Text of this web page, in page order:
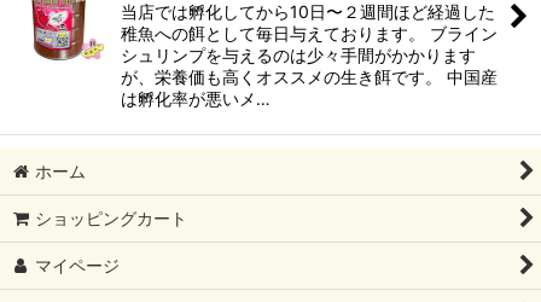
当店では孵化してから10日〜２週間ほど経過した
稚魚への餌として毎日与えております。 ブライン
シュリンプを与えるのは少々手間がかかります
が、栄養価も高くオススメの生き餌です。 中国産
は孵化率が悪いメ…
ホーム
ショッピングカート
マイページ